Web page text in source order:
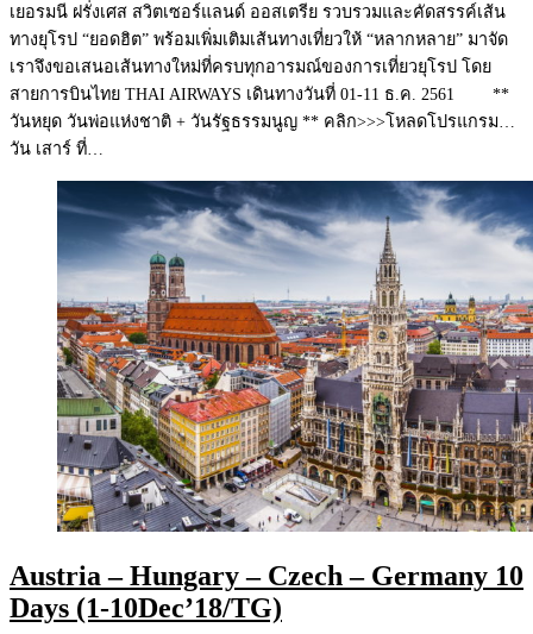
เยอรมนี ฝรั่งเศส สวิตเซอร์แลนด์ ออสเตรีย รวบรวมและคัดสรรค์เส้น
ทางยุโรป “ยอดฮิต” พร้อมเพิ่มเติมเส้นทางเที่ยวให้ “หลากหลาย” มาจัด
เราจึงขอเสนอเส้นทางใหม่ที่ครบทุกอารมณ์ของการเที่ยวยุโรป โดย
สายการบินไทย THAI AIRWAYS เดินทางวันที่ 01-11 ธ.ค. 2561 **
วันหยุด วันพ่อแห่งชาติ + วันรัฐธรรมนูญ ** คลิก>>>โหลดโปรแกรม…
วัน เสาร์ ที่…
Austria – Hungary – Czech – Germany 10
Days (1-10Dec’18/TG)